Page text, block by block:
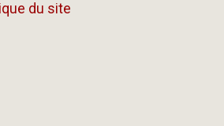
du site